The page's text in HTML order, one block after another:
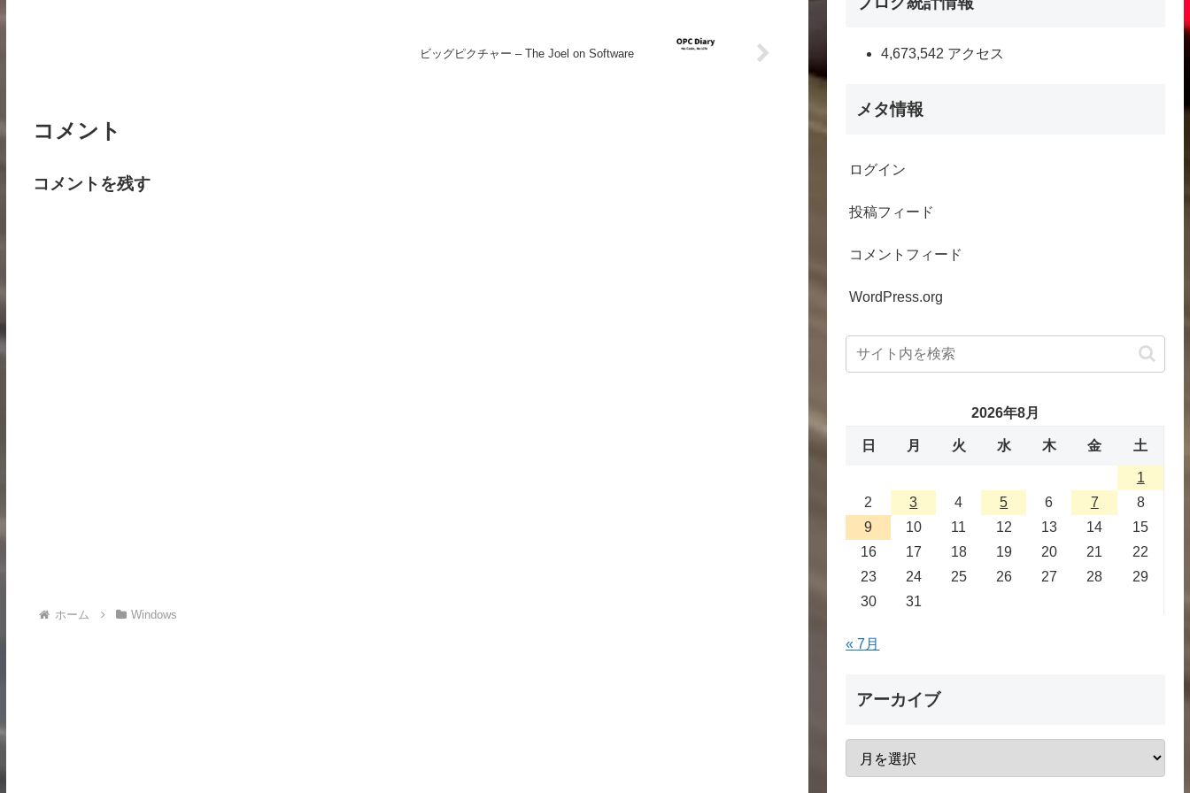
ビッグピクチャー – The Joel on Software
コメント
コメントを残す
ホーム Windows
4,673,542 アクセス
メタ情報
ログイン
投稿フィード
コメントフィード
WordPress.org
2026年8月
日 月 火 水 木 金 土
1
2
3 4 5 6 7
8
9
10 11 12 13 14
15
16
17 18 19 20 21
22
23
24 25 26 27 28
29
30
31
« 7月
アーカイブ